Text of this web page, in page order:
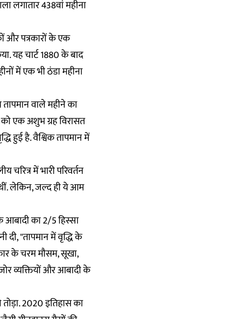
लगातार 438वां महीना
और पत्रकारों के एक
यह चार्ट 1880 के बाद
में एक भी ठंडा महीना
वाले महीने का
एक अशुभ ग्रह विरासत
हुई है. वैश्विक तापमान में
में भारी परिवर्तन
लेकिन, जल्द ही ये आम
आबादी का 2/5 हिस्सा
दी, "तापमान में वृद्धि के
के चरम मौसम, सूखा,
व्यक्तियों और आबादी के
2020 इतिहास का